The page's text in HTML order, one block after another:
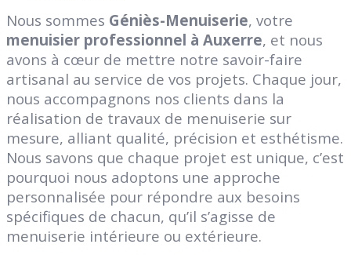
Nous sommes Géniès-Menuiserie, votre
menuisier professionnel à Auxerre, et nous
avons à cœur de mettre notre savoir-faire
artisanal au service de vos projets. Chaque jour,
nous accompagnons nos clients dans la
réalisation de travaux de menuiserie sur
mesure, alliant qualité, précision et esthétisme.
Nous savons que chaque projet est unique, c’est
pourquoi nous adoptons une approche
personnalisée pour répondre aux besoins
spécifiques de chacun, qu’il s’agisse de
menuiserie intérieure ou extérieure.